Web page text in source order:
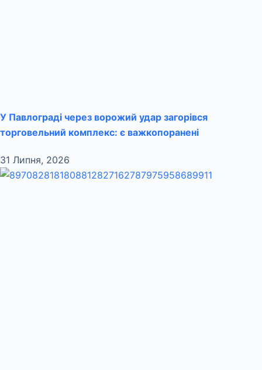
У Павлограді через ворожий удар загорівся
торговельний комплекс: є важкопоранені
31 Липня, 2026